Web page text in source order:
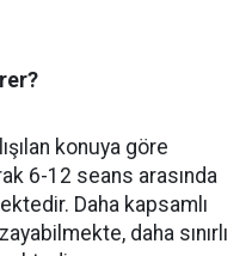
konuya göre
6-12 seans arasında
Daha kapsamlı
daha sınırlı